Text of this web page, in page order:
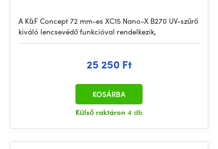
A K&F Concept 72 mm-es XC15 Nano-X B270 UV-szűrő
kiváló lencsevédő funkcióval rendelkezik,
25 250 Ft
Külső raktáron 4 db
KOSÁRBA